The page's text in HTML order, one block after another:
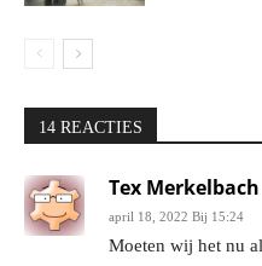
14 REACTIES
Tex Merkelbach
april 18, 2022 Bij 15:24
Moeten wij het nu